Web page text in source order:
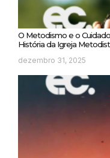
O Metodismo e o
História da Igreja
dezembro 31, 2025